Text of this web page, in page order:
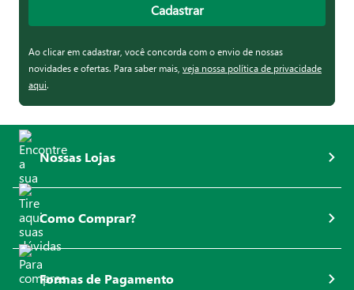
Cadastrar
Ao clicar em cadastrar, você concorda com o envio de nossas
novidades e ofertas. Para saber mais, veja nossa política de privacidade
aqui.
Nossas Lojas
Como Comprar?
Formas de Pagamento